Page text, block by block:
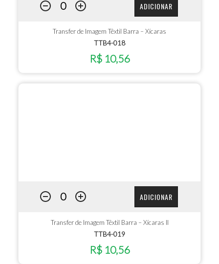
ADICIONAR
Transfer de Imagem Têxtil Barra – Xícaras
TTB4-018
R$ 10,56
ADICIONAR
Transfer de Imagem Têxtil Barra – Xícaras II
TTB4-019
R$ 10,56